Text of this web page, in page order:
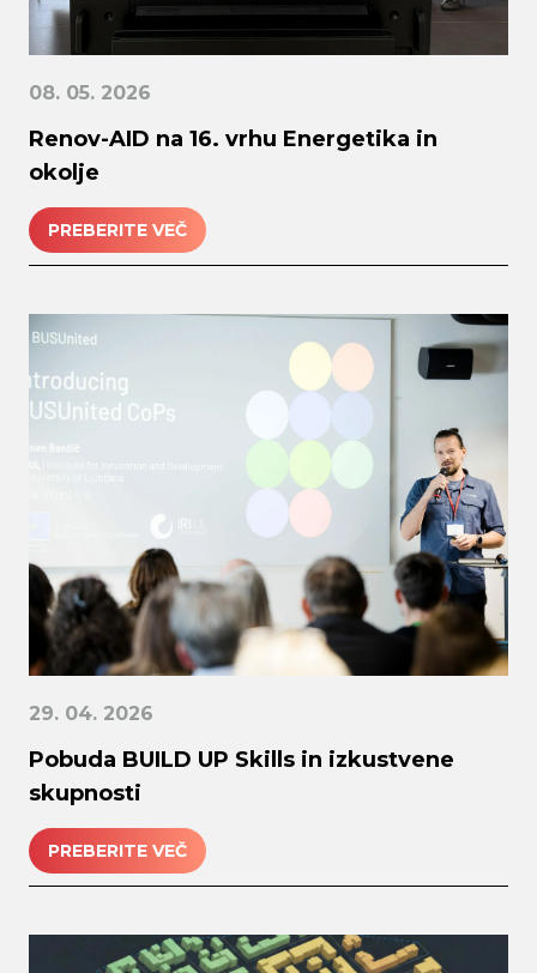
08. 05. 2026
Renov-AID na 16. vrhu Energetika in
okolje
PREBERITE VEČ
29. 04. 2026
Pobuda BUILD UP Skills in izkustvene
skupnosti
PREBERITE VEČ